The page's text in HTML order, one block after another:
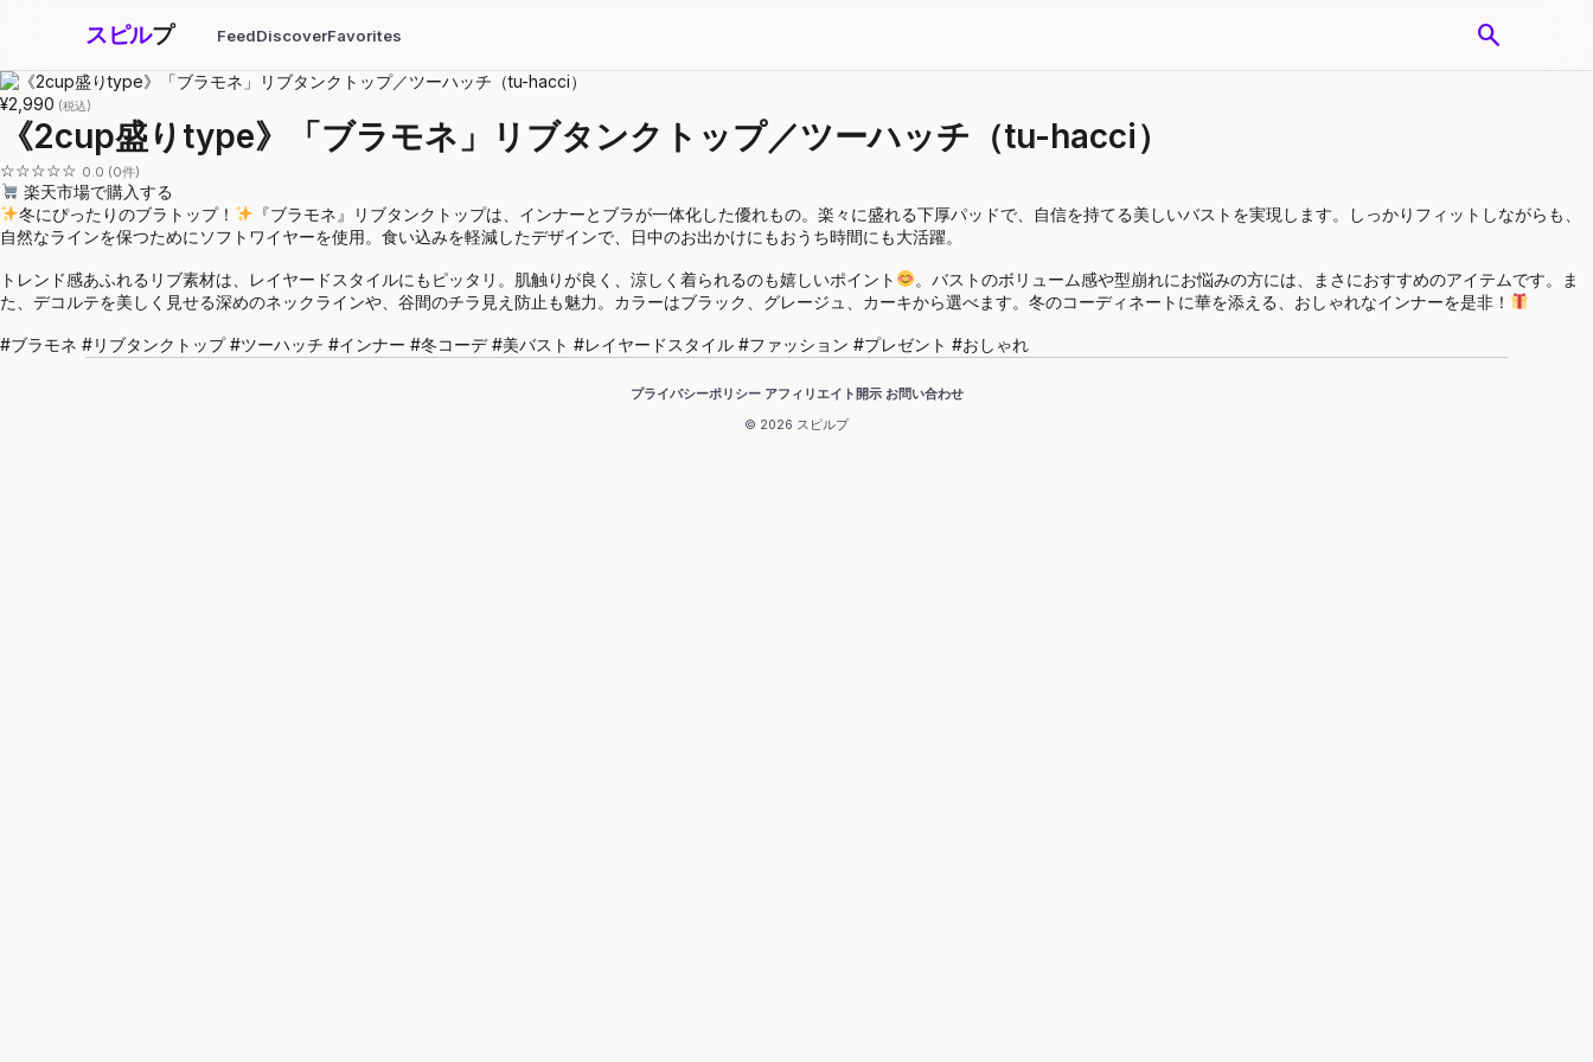
スピルプ FeedDiscoverFavorites search
¥2,990 (税込)
《2cup盛りtype》「ブラモネ」リブタンクトップ／ツーハッチ（tu-hacci）
☆☆☆☆☆ 0.0 (0件)
楽天市場で購入する
冬にぴったりのブラトップ！
『ブラモネ』リブタンクトップは、インナーとブラが一体化した優れもの。楽々に盛れる下厚パッドで、自信を持てる美しいバストを実現します。しっかりフィットしながらも、
自然なラインを保つためにソフトワイヤーを使用。食い込みを軽減したデザインで、日中のお出かけにもおうち時間にも大活躍。
トレンド感あふれるリブ素材は、レイヤードスタイルにもピッタリ。肌触りが良く、涼しく着られるのも嬉しいポイント
。バストのボリューム感や型崩れにお悩みの方には、まさにおすすめのアイテムです。ま
た、デコルテを美しく見せる深めのネックラインや、谷間のチラ見え防止も魅力。カラーはブラック、グレージュ、カーキから選べます。冬のコーディネートに華を添える、おしゃれなインナーを是非！
#ブラモネ #リブタンクトップ #ツーハッチ #インナー #冬コーデ #美バスト #レイヤードスタイル #ファッション #プレゼント #おしゃれ
プライバシーポリシー·アフィリエイト開示·お問い合わせ
© 2026 スピルプ